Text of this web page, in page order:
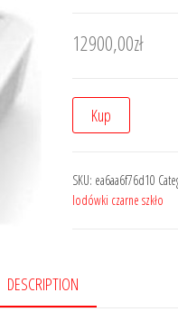
12900,00zł
Kup
SKU: ea6aa6f76d10
lodówki czarne szkło
DESCRIPTION